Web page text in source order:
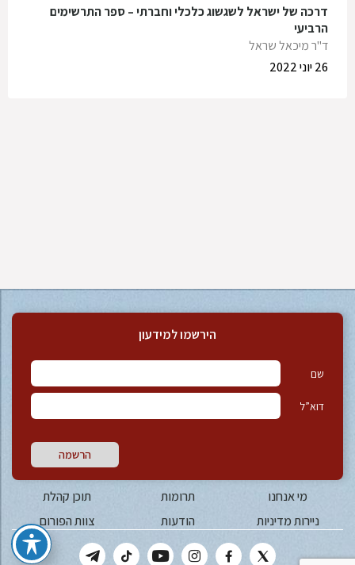
דרכה של ישראל לשגשוג כלכלי וחברתי – ספר התרשימים
הרביעי
ד"ר מיכאל שראל
26 יוני 2022
הירשמו למידעון
שם
דוא”ל
הרשמה
מי אנחנו תרומות
תוכן קהלת
ניירות מדיניות
הודעות צוות הפורום